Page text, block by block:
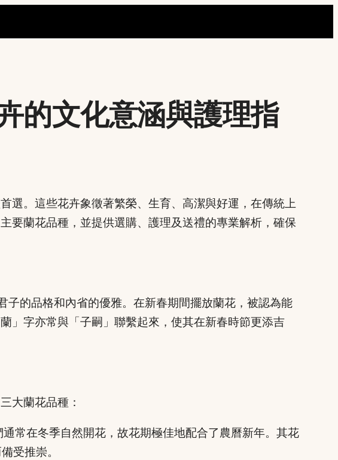
的文化意涵與護理指
選。這些花卉象徵著繁榮、生育、高潔與好運，在傳統上
要蘭花品種，並提供選購、護理及送禮的專業解析，確保
的品格和內省的優雅。在新春期間擺放蘭花，被認為能
」字亦常與「子嗣」聯繫起來，使其在新春時節更添吉
大蘭花品種：
常在冬季自然開花，故花期極佳地配合了農曆新年。其花
受推崇。